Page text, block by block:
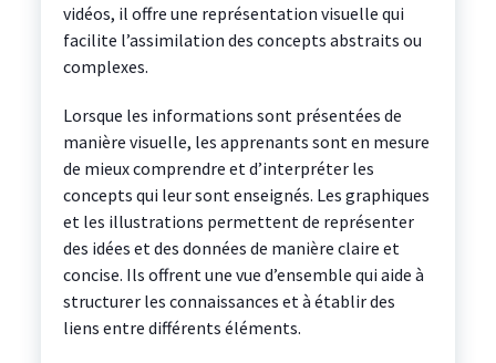
vidéos, il offre une représentation visuelle qui
facilite l’assimilation des concepts abstraits ou
complexes.
Lorsque les informations sont présentées de
manière visuelle, les apprenants sont en mesure
de mieux comprendre et d’interpréter les
concepts qui leur sont enseignés. Les graphiques
et les illustrations permettent de représenter
des idées et des données de manière claire et
concise. Ils offrent une vue d’ensemble qui aide à
structurer les connaissances et à établir des
liens entre différents éléments.